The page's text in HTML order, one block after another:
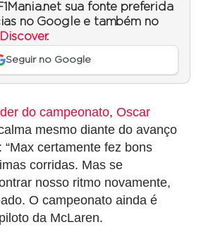
sua fonte preferida
no Google e também no
.
Seguir no Google
do campeonato, Oscar
mesmo diante do avanço
certamente fez bons
corridas. Mas se
nosso ritmo novamente,
O campeonato ainda é
da McLaren.